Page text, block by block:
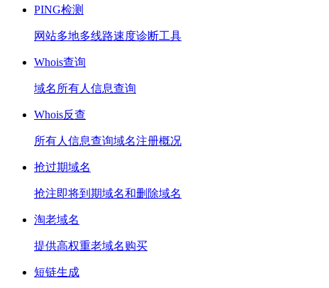
PING检测
网站多地多线路速度诊断工具
Whois查询
域名所有人信息查询
Whois反查
所有人信息查询域名注册概况
抢过期域名
抢注即将到期域名和删除域名
淘老域名
提供高权重老域名购买
短链生成